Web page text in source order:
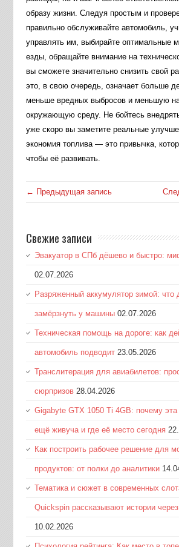
образу жизни. Следуя простым и
правильно обслуживайте автомобиль,
управлять им, выбирайте оптимальные
езды, обращайте внимание на
вы сможете значительно снизить свой
это, в свою очередь, означает больше
меньше вредных выбросов и меньшую
окружающую среду. Не бойтесь
уже скоро вы заметите реальные
экономия топлива — это привычка,
чтобы её развивать.
← Предыдущая запись
Свежие записи
Эвакуатор в СПб дёшево и быстро:
02.07.2026
Разряженный аккумулятор зимой: что
замёрзнуть у машины 02.07.2026
Техническая помощь на дороге: как
автомобиль подводит 23.05.2026
Транслитерация для авиабилетов:
сюрпризов 28.04.2026
Gigabyte GTX 1050 Ti 4GB: почему эта
ещё живуча и где её место сегодня
Как построить рабочее решение для
продуктов: от полки до аналитики
Тематика и сюжет в современных
Quickspin рассказывают истории
10.02.2026